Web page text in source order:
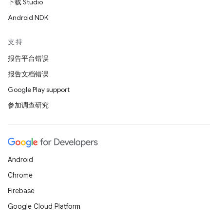
下载 Studio
Android NDK
支持
报告平台错误
报告文档错误
Google Play support
参加调查研究
Android
Chrome
Firebase
Google Cloud Platform